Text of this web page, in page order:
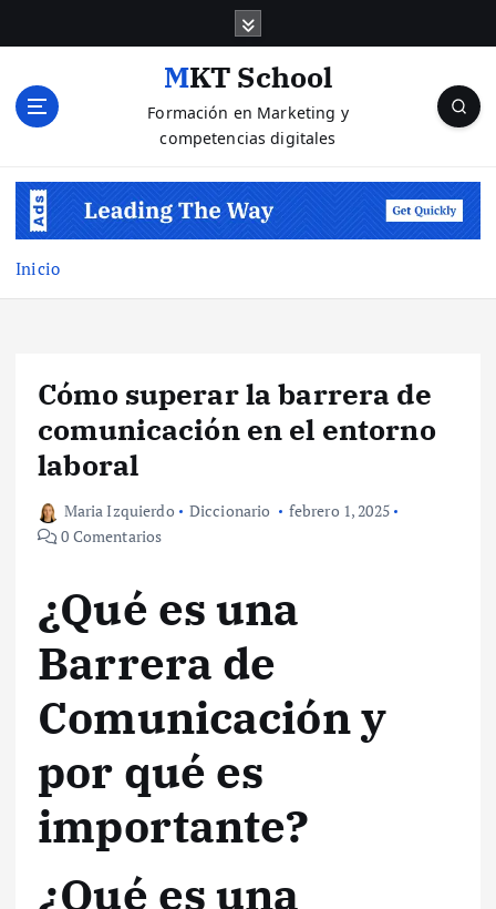
MKT School
Formación en Marketing y
competencias digitales
Inicio
Cómo superar la barrera de
comunicación en el entorno
laboral
Maria Izquierdo Diccionario
febrero 1, 2025
0 Comentarios
¿Qué es una
Barrera de
Comunicación y
por qué es
importante?
¿Qué es una